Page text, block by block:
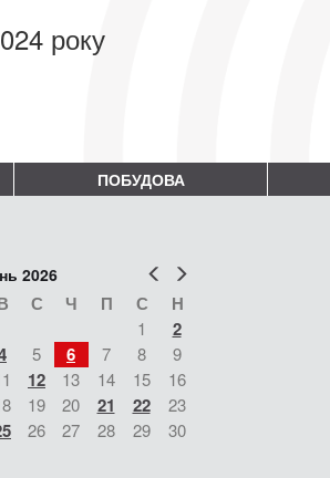
року
ПОБУДОВА
Попер
2026
С Ч П С Н
1 2
5 6 7 8
9
12 13 14 15
16
19 20 21 22
23
26 27 28 29
30